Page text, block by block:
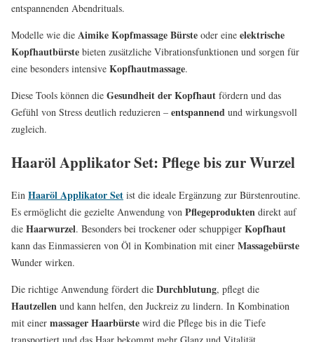
entspannenden Abendrituals.
Modelle wie die Aimike Kopfmassage Bürste oder eine elektrische
Kopfhautbürste bieten zusätzliche Vibrationsfunktionen und sorgen für
eine besonders intensive Kopfhautmassage.
Diese Tools können die Gesundheit der Kopfhaut fördern und das
Gefühl von Stress deutlich reduzieren – entspannend und wirkungsvoll
zugleich.
Haaröl Applikator Set: Pflege bis zur Wurzel
Ein Haaröl Applikator Set ist die ideale Ergänzung zur Bürstenroutine.
Es ermöglicht die gezielte Anwendung von Pflegeprodukten direkt auf
die Haarwurzel. Besonders bei trockener oder schuppiger Kopfhaut
kann das Einmassieren von Öl in Kombination mit einer Massagebürste
Wunder wirken.
Die richtige Anwendung fördert die Durchblutung, pflegt die
Hautzellen und kann helfen, den Juckreiz zu lindern. In Kombination
mit einer massager Haarbürste wird die Pflege bis in die Tiefe